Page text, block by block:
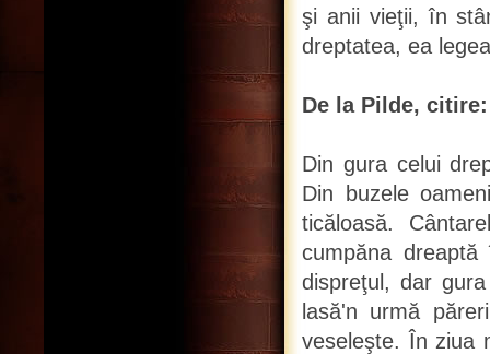
şi anii vieţii, în
dreptatea, ea
De la Pilde, citire:
Din gura celui
Din buzele
ticăloasă.
cumpăna
dispreţul, dar
lasă'n urmă
veseleşte. În ziua